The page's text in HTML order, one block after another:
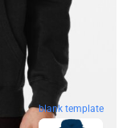
blank template